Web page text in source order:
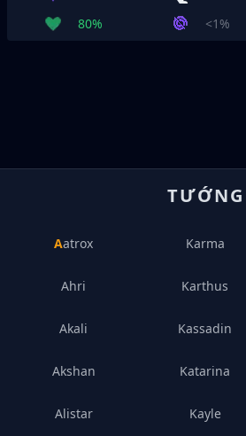
80%
<1%
TƯỚNG
Aatrox
Ahri
Akali
Akshan
Alistar
Karma
Karthus
Kassadin
Katarina
Kayle